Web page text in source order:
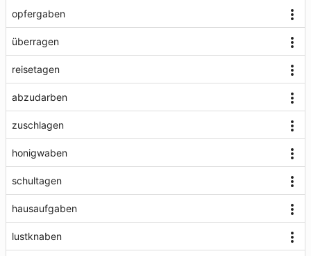
opfergaben
überragen
reisetagen
abzudarben
zuschlagen
honigwaben
schultagen
hausaufgaben
lustknaben